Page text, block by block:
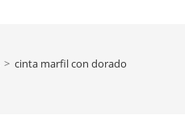
> cinta marfil con dorado